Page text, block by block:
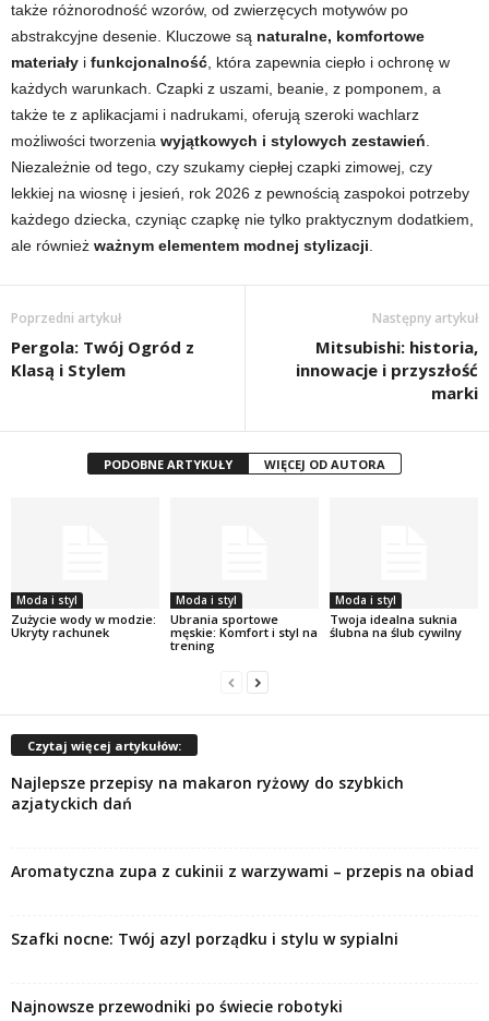
także różnorodność wzorów, od zwierzęcych motywów po
abstrakcyjne desenie. Kluczowe są naturalne, komfortowe
materiały i funkcjonalność , która zapewnia ciepło i ochronę w
każdych warunkach. Czapki z uszami, beanie, z pomponem, a
także te z aplikacjami i nadrukami, oferują szeroki wachlarz
możliwości tworzenia wyjątkowych i stylowych zestawień
Niezależnie od tego, czy szukamy ciepłej czapki zimowej, czy
lekkiej na wiosnę i jesień, rok 2026 z pewnością zaspokoi potrzeby
każdego dziecka, czyniąc czapkę nie tylko praktycznym dodatkiem,
ale również ważnym elementem modnej stylizacji
Poprzedni artykuł
Pergola: Twój Ogród z
Klasą i Stylem
Następny artykuł
Mitsubishi: historia,
innowacje i przyszłość
marki
PODOBNE ARTYKUŁY WIĘCEJ OD AUTORA
Moda i styl
Zużycie wody w modzie:
Ukryty rachunek
Moda i styl
Ubrania sportowe
męskie: Komfort i styl na
trening
Moda i styl
Twoja idealna suknia
ślubna na ślub cywilny
Czytaj więcej artykułów:
Najlepsze przepisy na makaron ryżowy do szybkich
azjatyckich dań
Aromatyczna zupa z cukinii z warzywami – przepis na obiad
Szafki nocne: Twój azyl porządku i stylu w sypialni
Najnowsze przewodniki po świecie robotyki